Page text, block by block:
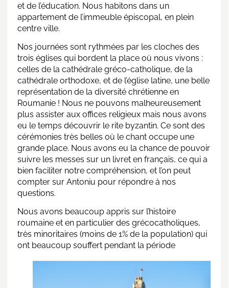
et de l’éducation. Nous habitons dans un
appartement de l’immeuble épiscopal, en plein
centre ville.
Nos journées sont rythmées par les cloches des
trois églises qui bordent la place où nous vivons :
celles de la cathédrale gréco-catholique, de la
cathédrale orthodoxe, et de l’église latine, une belle
représentation de la diversité chrétienne en
Roumanie ! Nous ne pouvons malheureusement
plus assister aux offices religieux mais nous avons
eu le temps découvrir le rite byzantin. Ce sont des
cérémonies très belles où le chant occupe une
grande place. Nous avons eu la chance de pouvoir
suivre les messes sur un livret en français, ce qui a
bien faciliter notre compréhension, et l’on peut
compter sur Antoniu pour répondre à nos
questions.
Nous avons beaucoup appris sur l’histoire
roumaine et en particulier des grécocatholiques,
très minoritaires (moins de 1% de la population) qui
ont beaucoup souffert pendant la période